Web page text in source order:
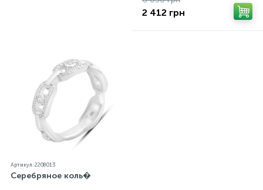
2 412 грн
Артикул: 2208013
Серебряное коль�